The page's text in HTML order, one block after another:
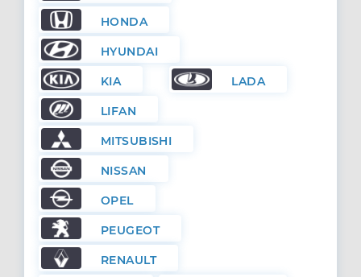
HONDA
HYUNDAI
KIA LADA
LIFAN
MITSUBISHI
NISSAN
OPEL
PEUGEOT
RENAULT